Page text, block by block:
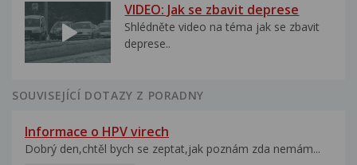
VIDEO: Jak se zbavit deprese
Shlédněte video na téma jak se zbavit
deprese..
SOUVISEJÍCÍ DOTAZY Z PORADNY
Informace o HPV virech
Dobrý den,chtěl bych se zeptat,jak poznám zda nemám...